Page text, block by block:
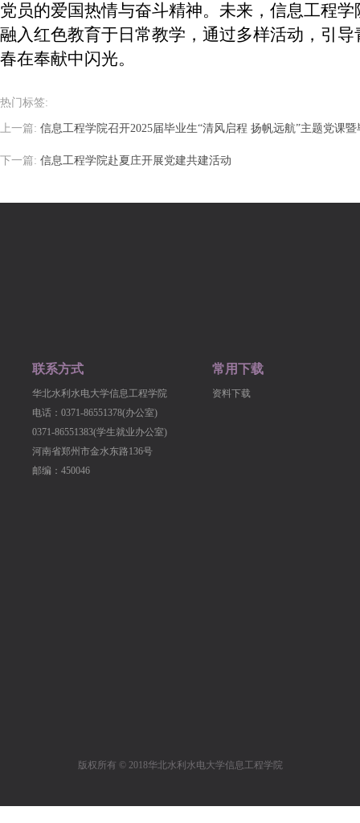
党员的爱国热情与奋斗精神。未来，信息工程
融入红色教育于日常教学，通过多样活动，引
春在奉献中闪光。
热门标签:
上一篇: 信息工程学院召开2025届毕业生“清风启程 扬帆远航”主题党课
下一篇: 信息工程学院赴夏庄开展党建共建活动
联系方式
华北水利水电大学信息工程学院
电话：0371-86551378(办公室)
0371-86551383(学生就业办公室)
河南省郑州市金水东路136号
邮编：450046
常用下载
资料下载
版权所有 © 2018华北水利水电大学信息工程学院